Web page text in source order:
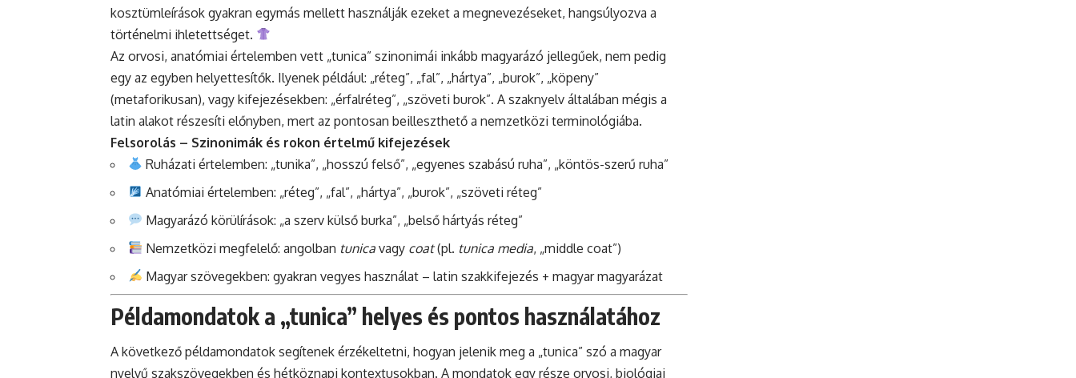
kosztümleírások gyakran egymás mellett használják ezeket a megnevezéseket, hangsúlyozva a
történelmi ihletettséget.
Az orvosi, anatómiai értelemben vett „tunica” szinonimái inkább magyarázó jellegűek, nem pedig
egy az egyben helyettesítők. Ilyenek például: „réteg”, „fal”, „hártya”, „burok”, „köpeny”
(metaforikusan), vagy kifejezésekben: „érfalréteg”, „szöveti burok”. A szaknyelv általában mégis a
latin alakot részesíti előnyben, mert az pontosan beilleszthető a nemzetközi terminológiába.
Felsorolás – Szinonimák és rokon értelmű kifejezések
Ruházati értelemben: „tunika”, „hosszú felső”, „egyenes szabású ruha”, „köntös-szerű ruha”
Anatómiai értelemben: „réteg”, „fal”, „hártya”, „burok”, „szöveti réteg”
Magyarázó körülírások: „a szerv külső burka”, „belső hártyás réteg”
Nemzetközi megfelelő: angolban tunica vagy coat(pl. tunica media, „middle coat”)
Magyar szövegekben: gyakran vegyes használat – latin szakkifejezés + magyar magyarázat
Példamondatok a „tunica” helyes és pontos használatához
A következő példamondatok segítenek érzékeltetni, hogyan jelenik meg a „tunica” szó a magyar
nyelvű szakszövegekben és hétköznapi kontextusokban. A mondatok egy része orvosi, biológiai